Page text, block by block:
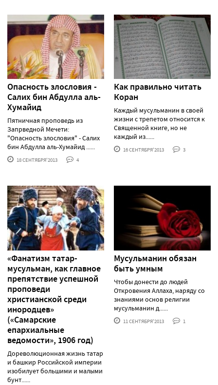
Опасность злословия -
Салих бин Абдулла аль-
Хумайид
Пятничная проповедь из
Запрведной Мечети:
"Опасность злословия" - Салих
бин Абдулла аль-Хумайид ......
18 СЕНТЯБРЯ'2013 4
Как правильно читать
Коран
Каждый мусульманин в своей
жизни с трепетом относится к
Священной книге, но не
каждый из......
16 СЕНТЯБРЯ'2013 3
«Фанатизм татар-
мусульман, как главное
препятствие успешной
проповеди
христианской среди
инородцев»
(«Самарские
епархиальные
ведомости», 1906 год)
Дореволюционная жизнь татар
и башкир Российской империи
изобилует большими и малыми
бунт......
Мусульманин обязан
быть умным
Чтобы донести до людей
Откровения Аллаха, наряду со
знаниями основ религии
мусульманин д......
11 СЕНТЯБРЯ'2013 1